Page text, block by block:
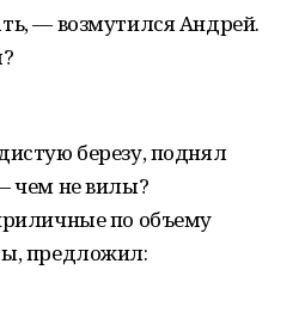
— возмутился Андрей.
березу, поднял
чем не вилы?
по объему
предложил: